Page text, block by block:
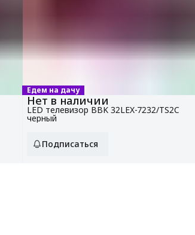
Едем на дачу
Нет в наличии
LED телевизор BBK 32LEX-7232/TS2C
черный
Подписаться